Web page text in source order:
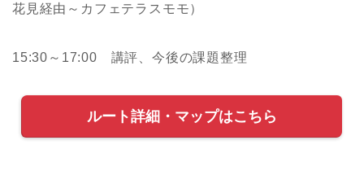
花見経由～カフェテラスモモ）
15:30～17:00 講評、今後の課題整理
ルート詳細・マップはこちら